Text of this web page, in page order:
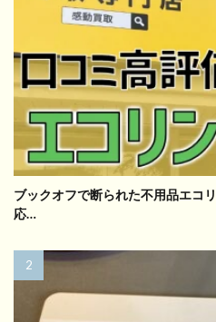
ブックオフで断られた不用品エコ
応…